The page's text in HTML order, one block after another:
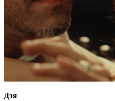
Дэя